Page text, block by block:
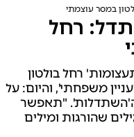
במסר עוצמתי
רחל
רחל בולטון
משפחתי', והיום: על
"תאפשר
שהורגות ומילים